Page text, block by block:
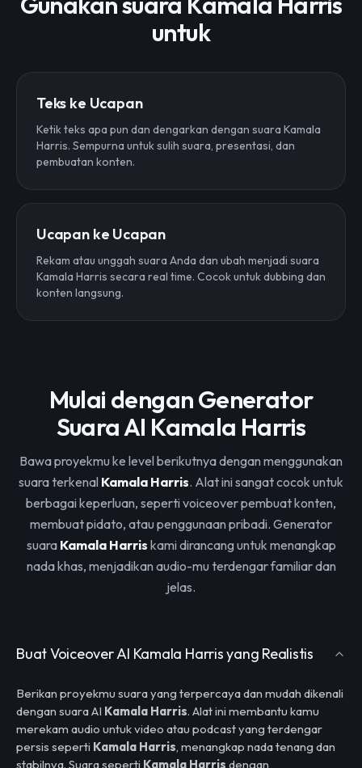
untuk
Teks ke Ucapan
Ketik teks apa pun dan dengarkan dengan suara Kamala
Harris. Sempurna untuk sulih suara, presentasi, dan
pembuatan konten.
Ucapan ke Ucapan
Rekam atau unggah suara Anda dan ubah menjadi suara
Kamala Harris secara real time. Cocok untuk dubbing dan
konten langsung.
Mulai dengan Generator
Suara AI Kamala Harris
Bawa proyekmu ke level berikutnya dengan menggunakan
suara terkenal Kamala Harris. Alat ini sangat cocok untuk
berbagai keperluan, seperti voiceover pembuat konten,
membuat pidato, atau penggunaan pribadi. Generator
suara Kamala Harris kami dirancang untuk menangkap
nada khas, menjadikan audio-mu terdengar familiar dan
jelas.
Buat Voiceover AI Kamala Harris yang Realistis
Berikan proyekmu suara yang terpercaya dan mudah dikenali
dengan suara AI Kamala Harris. Alat ini membantu kamu
merekam audio untuk video atau podcast yang terdengar
persis seperti Kamala Harris, menangkap nada tenang dan
stabilnya. Suara seperti Kamala Harris dengan